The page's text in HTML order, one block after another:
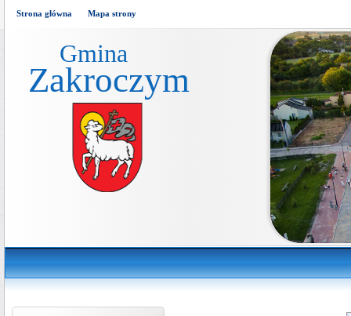
Strona główna Mapa strony
Gmina
Zakroczym